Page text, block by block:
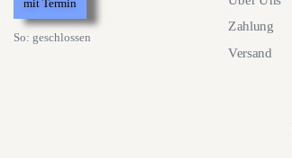
mit Termin
So: geschlossen
Zahlung
Versand